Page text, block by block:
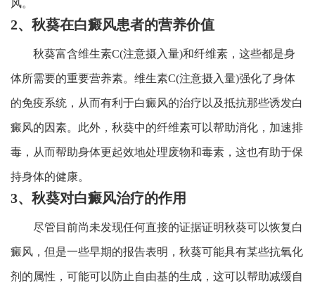
风。
2、秋葵在白癜风患者的营养价值
秋葵富含维生素C(注意摄入量)和纤维素，这些都是身
体所需要的重要营养素。维生素C(注意摄入量)强化了身体
的免疫系统，从而有利于白癜风的治疗以及抵抗那些诱发白
癜风的因素。此外，秋葵中的纤维素可以帮助消化，加速排
毒，从而帮助身体更起效地处理废物和毒素，这也有助于保
持身体的健康。
3、秋葵对白癜风治疗的作用
尽管目前尚未发现任何直接的证据证明秋葵可以恢复白
癜风，但是一些早期的报告表明，秋葵可能具有某些抗氧化
剂的属性，可能可以防止自由基的生成，这可以帮助减缓自